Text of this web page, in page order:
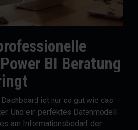
BI Beratung
ist nur so gut wie das
Und ein perfektes Datenmodell
am Informationsbedarf der